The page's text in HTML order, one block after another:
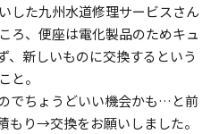
した九州水道修理サービスさん
ろ、便座は電化製品のためキュ
、新しいものに交換するという
と。
でちょうどいい機会かも…と前
もり→交換をお願いしました。